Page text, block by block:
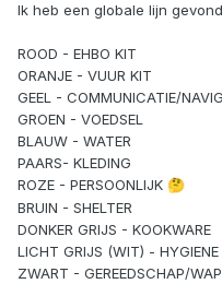
Ik heb een globale lijn
ROOD - EHBO KIT
ORANJE - VUUR KIT
GEEL - COMMUNICATIE/
GROEN - VOEDSEL
BLAUW - WATER
PAARS- KLEDING
ROZE - PERSOONLIJK 🤔
BRUIN - SHELTER
DONKER GRIJS - KOOKWARE
LICHT GRIJS (WIT) - HYGIENE
ZWART - GEREEDSCHAP/